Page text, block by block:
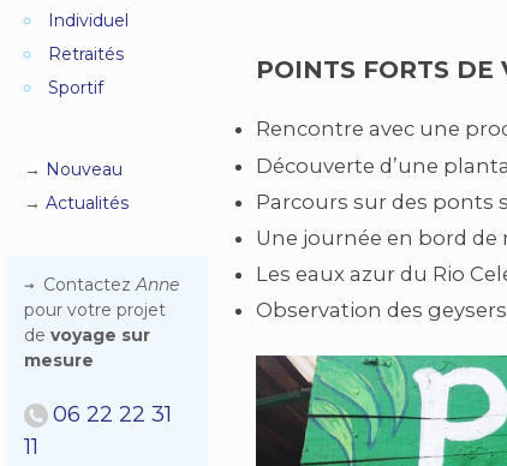
POINTS FORTS DE
Rencontre avec une
Découverte d’une
Parcours sur des ponts
Une journée en bord
Les eaux azur du Rio
Observation des
Individuel
Retraités
Sportif
Nouveau
Actualités
ContactezAnne
pour votre projet
de voyage sur
mesure
06 22 22 31
11